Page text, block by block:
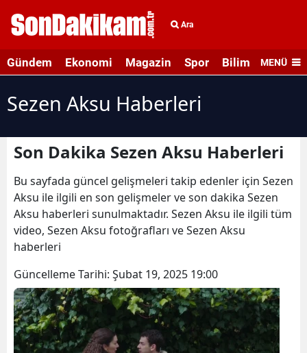
Ara
Gündem Ekonomi Magazin Spor Bilim veMENÜ
Sezen Aksu Haberleri
Son Dakika Sezen Aksu Haberleri
Bu sayfada güncel gelişmeleri takip edenler için Sezen
Aksu ile ilgili en son gelişmeler ve son dakika Sezen
Aksu haberleri sunulmaktadır. Sezen Aksu ile ilgili tüm
video, Sezen Aksu fotoğrafları ve Sezen Aksu
haberleri
Güncelleme Tarihi: Şubat 19, 2025 19:00